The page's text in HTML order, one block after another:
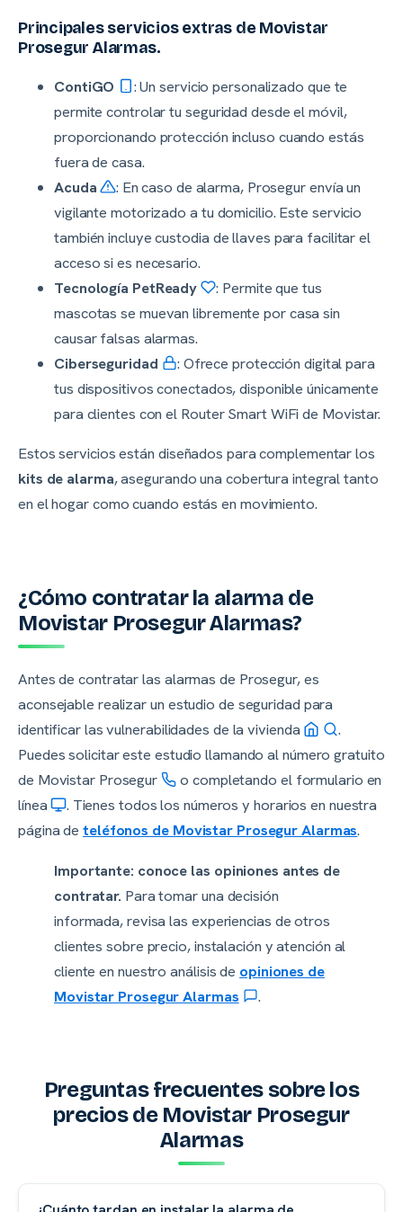
Principales servicios extras de Movistar
Prosegur Alarmas.
ContiGO
: Un servicio personalizado que te
permite controlar tu seguridad desde el móvil,
proporcionando protección incluso cuando estás
fuera de casa.
Acuda
: En caso de alarma, Prosegur envía un
vigilante motorizado a tu domicilio. Este servicio
también incluye custodia de llaves para facilitar el
acceso si es necesario.
Tecnología PetReady
: Permite que tus
mascotas se muevan libremente por casa sin
causar falsas alarmas.
Ciberseguridad
: Ofrece protección digital para
tus dispositivos conectados, disponible únicamente
para clientes con el Router Smart WiFi de Movistar.
Estos servicios están diseñados para complementar los
kits de alarma, asegurando una cobertura integral tanto
en el hogar como cuando estás en movimiento.
¿Cómo contratar la alarma de
Movistar Prosegur Alarmas?
Antes de contratar las alarmas de Prosegur, es
aconsejable realizar un estudio de seguridad para
identificar las vulnerabilidades de la vivienda
.
Puedes solicitar este estudio llamando al número gratuito
de Movistar Prosegur
o completando el formulario en
línea
. Tienes todos los números y horarios en nuestra
página deteléfonos de Movistar Prosegur Alarmas.
Importante: conoce las opiniones antes de
contratar. Para tomar una decisión
informada, revisa las experiencias de otros
clientes sobre precio, instalación y atención al
cliente en nuestro análisis de opiniones de
Movistar Prosegur Alarmas
.
Preguntas frecuentes sobre los
precios de Movistar Prosegur
Alarmas